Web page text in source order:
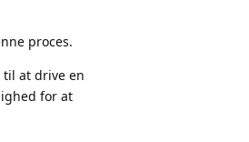
proces.
at drive en
for at